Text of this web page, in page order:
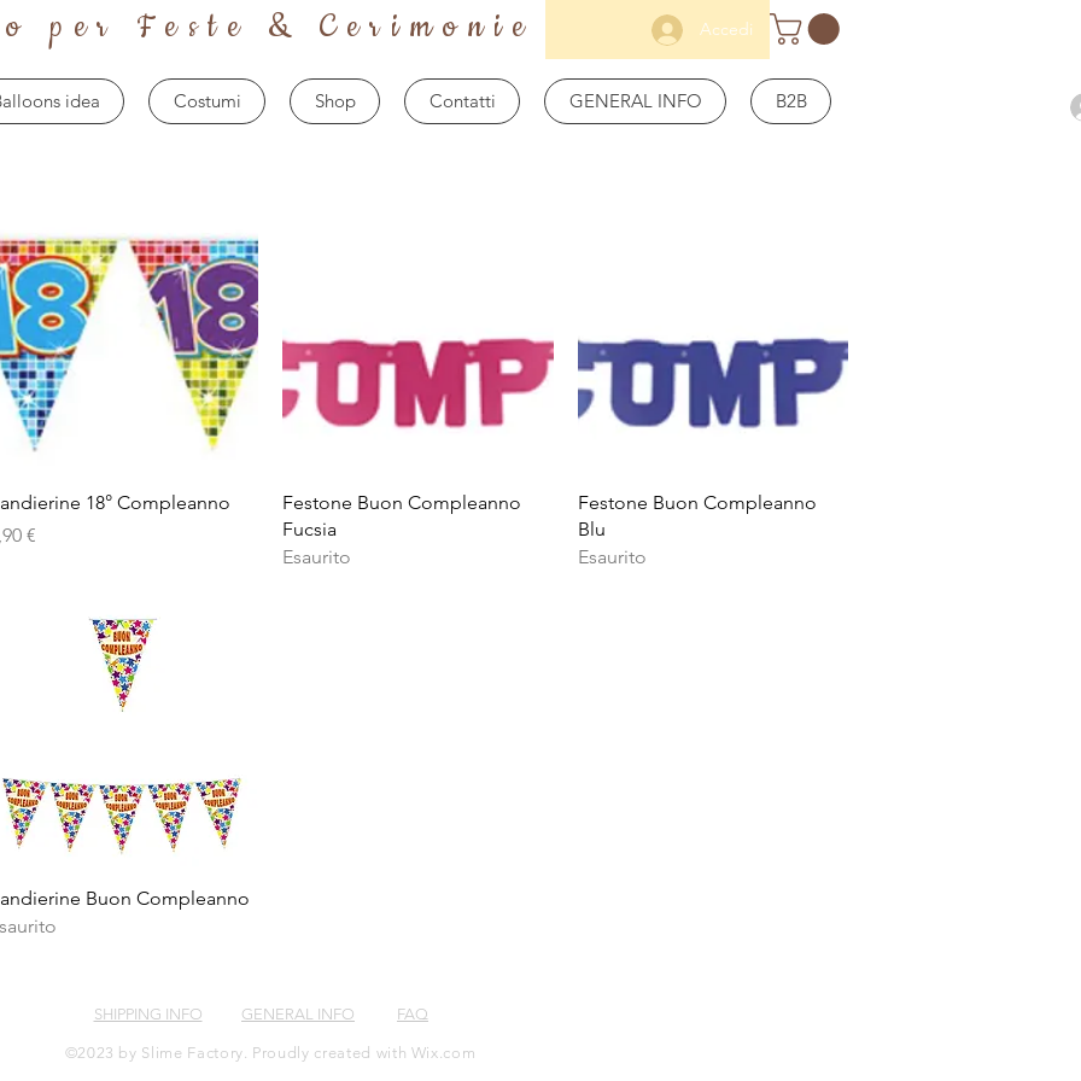
per Feste & Cerimonie Accedi
idea Costumi Shop Contatti GENERAL INFO B2B
Vista rapida
18° Compleanno
€
Vista rapida
Festone Buon Compleanno
Fucsia
Esaurito
Vista rapida
Festone Buon Compleanno
Blu
Esaurito
Vista rapida
Buon Compleanno
SHIPPING INFO GENERAL INFO FAQ
©2023 by Slime Factory. Proudly created with Wix.com